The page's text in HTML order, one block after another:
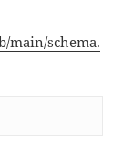
main/schema.